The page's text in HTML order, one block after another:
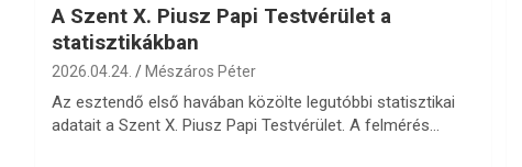
A Szent X. Piusz Papi Testvérület a
statisztikákban
2026.04.24. Mészáros Péter
Az esztendő első havában közölte legutóbbi statisztikai
adatait a Szent X. Piusz Papi Testvérület. A felmérés…